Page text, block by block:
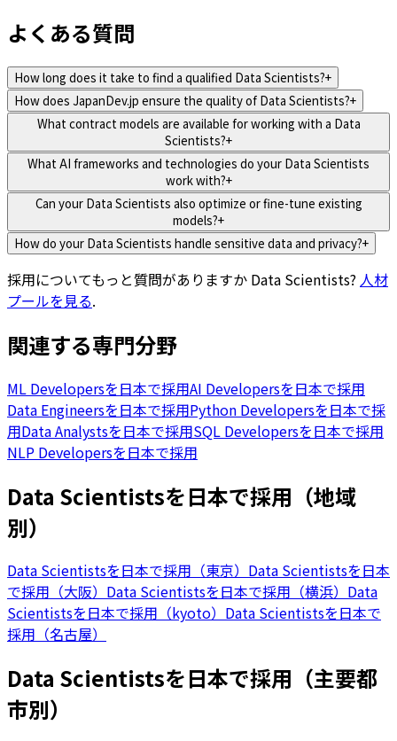
よくある質問
How long does it take to find a qualified Data Scientists?+
How does JapanDev.jp ensure the quality of Data Scientists?+
What contract models are available for working with a Data
Scientists?+
What AI frameworks and technologies do your Data Scientists
work with?+
Can your Data Scientists also optimize or fine-tune existing
models?+
How do your Data Scientists handle sensitive data and privacy?+
採用についてもっと質問がありますか Data Scientists? 人材
プールを見る.
関連する専門分野
ML Developersを日本で採用AI Developersを日本で採用
Data Engineersを日本で採用Python Developersを日本で採
用Data Analystsを日本で採用SQL Developersを日本で採用
NLP Developersを日本で採用
Data Scientistsを日本で採用（地域
別）
Data Scientistsを日本で採用（東京） Data Scientistsを日本
で採用（大阪） Data Scientistsを日本で採用（横浜） Data
Scientistsを日本で採用（kyoto） Data Scientistsを日本で
採用（名古屋）
Data Scientistsを日本で採用（主要都
市別）